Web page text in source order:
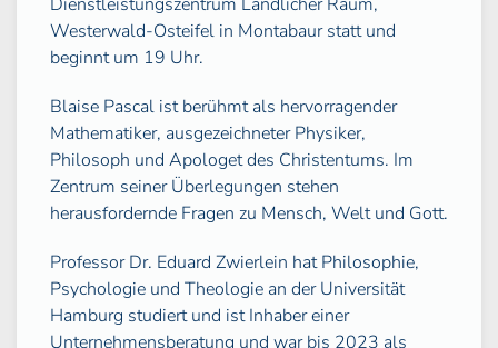
Westerwald-Osteifel in Montabaur statt und
beginnt um 19 Uhr.
Blaise Pascal ist berühmt als hervorragender
Mathematiker, ausgezeichneter Physiker,
Philosoph und Apologet des Christentums. Im
Zentrum seiner Überlegungen stehen
herausfordernde Fragen zu Mensch, Welt und Gott.
Professor Dr. Eduard Zwierlein hat Philosophie,
Psychologie und Theologie an der Universität
Hamburg studiert und ist Inhaber einer
Unternehmensberatung und war bis 2023 als